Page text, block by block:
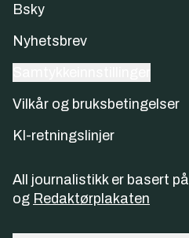
Bsky
Nyhetsbrev
Vilkår og bruksbetingelser
KI-retningslinjer
All journalistikk er basert på
og Redaktørplakaten